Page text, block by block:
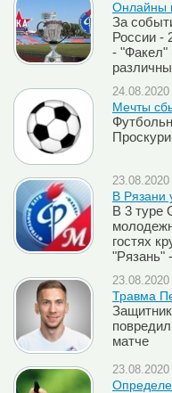
Онлайны
За
России -
- "Факел"
Мечты
В Рязани
В 3 туре
гостях
"Рязань"
Травма
матче